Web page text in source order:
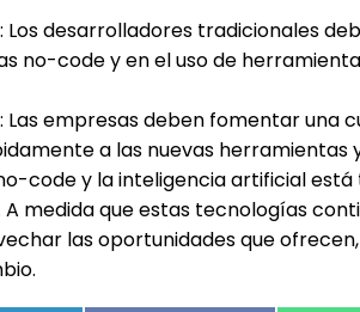
: Los desarrolladores tradicionales
no-code y en el uso de
: Las empresas deben fomentar una
a las nuevas
code y la inteligencia artificial
medida que estas tecnologías
las oportunidades que